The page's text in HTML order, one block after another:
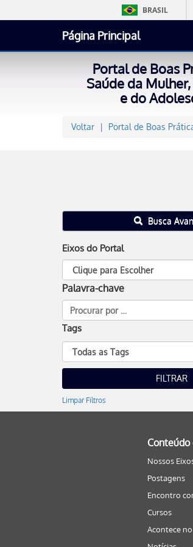
BRASIL
Página Principal
Portal de Boas
Saúde da
e do
Voltar Portal de Boas
Busca
Eixos do Portal
Palavra-chave
Tags
Limpar Filtros
Nossos
Postagens
Encontro
Cursos
Acontece